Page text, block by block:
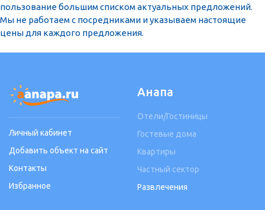
пользование большим списком актуальных предложений.
Мы не работаем с посредниками и указываем настоящие
цены для каждого предложения.
Личный кабинет
Добавить объект на сайт
Контакты
Избранное
Анапа
Отели/Гостиницы
Гостевые дома
Квартиры
Частный сектор
Развлечения